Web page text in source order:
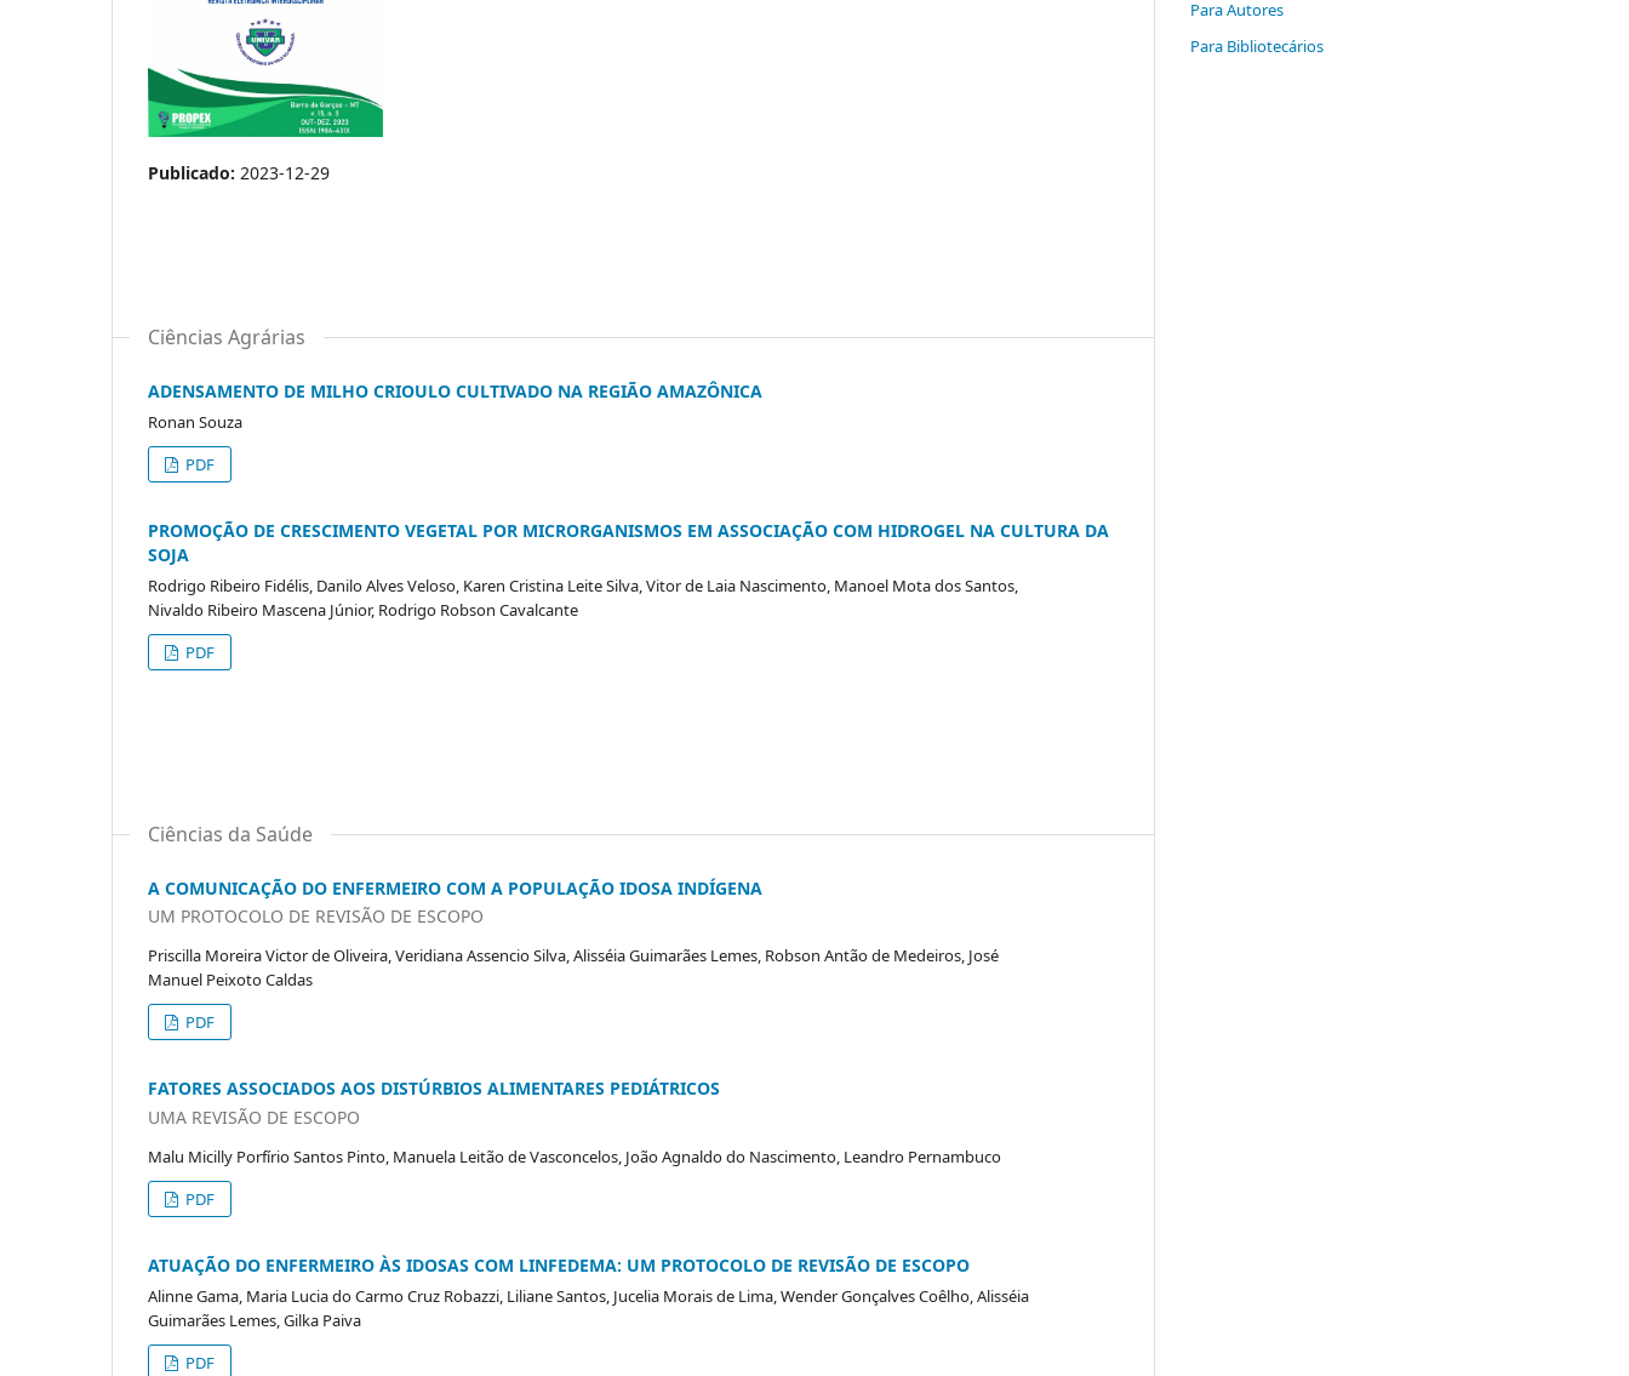
Publicado: 2023-12-29
Ciências Agrárias
ADENSAMENTO DE MILHO CRIOULO CULTIVADO NA REGIÃO AMAZÔNICA
Ronan Souza
PDF
PROMOÇÃO DE CRESCIMENTO VEGETAL POR MICRORGANISMOS EM ASSOCIAÇÃO COM HIDROGEL NA CULTURA DA
SOJA
Rodrigo Ribeiro Fidélis, Danilo Alves Veloso, Karen Cristina Leite Silva, Vitor de Laia Nascimento, Manoel Mota dos Santos,
Nivaldo Ribeiro Mascena Júnior, Rodrigo Robson Cavalcante
PDF
Ciências da Saúde
A COMUNICAÇÃO DO ENFERMEIRO COM A POPULAÇÃO IDOSA INDÍGENA
UM PROTOCOLO DE REVISÃO DE ESCOPO
Priscilla Moreira Victor de Oliveira, Veridiana Assencio Silva, Alisséia Guimarães Lemes, Robson Antão de Medeiros, José
Manuel Peixoto Caldas
PDF
FATORES ASSOCIADOS AOS DISTÚRBIOS ALIMENTARES PEDIÁTRICOS
UMA REVISÃO DE ESCOPO
Malu Micilly Porfírio Santos Pinto, Manuela Leitão de Vasconcelos, João Agnaldo do Nascimento, Leandro Pernambuco
PDF
ATUAÇÃO DO ENFERMEIRO ÀS IDOSAS COM LINFEDEMA: UM PROTOCOLO DE REVISÃO DE ESCOPO
Alinne Gama, Maria Lucia do Carmo Cruz Robazzi, Liliane Santos, Jucelia Morais de Lima, Wender Gonçalves Coêlho, Alisséia
Guimarães Lemes, Gilka Paiva
PDF
Para Autores
Para Bibliotecários